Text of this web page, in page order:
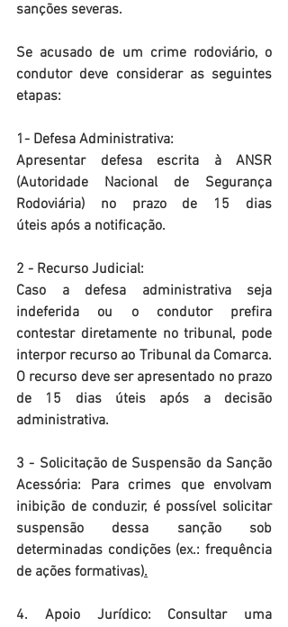
sanções severas.
Se acusado de um crime rodoviário, o
condutor deve considerar as seguintes
etapas:
1- Defesa Administrativa:
Apresentar defesa escrita à ANSR
(Autoridade Nacional de Segurança
Rodoviária) no prazo de 15 dias
úteis após a notificação.
2 - Recurso Judicial:
Caso a defesa administrativa seja
indeferida ou o condutor prefira
contestar diretamente no tribunal, pode
interpor recurso ao Tribunal da Comarca.
O recurso deve ser apresentado no prazo
de 15 dias úteis após a decisão
administrativa.
3 - Solicitação de Suspensão da Sanção
Acessória: Para crimes que envolvam
inibição de conduzir, é possível solicitar
suspensão dessa sanção sob
determinadas condições (ex.: frequência
de ações formativas).
4. Apoio Jurídico: Consultar uma